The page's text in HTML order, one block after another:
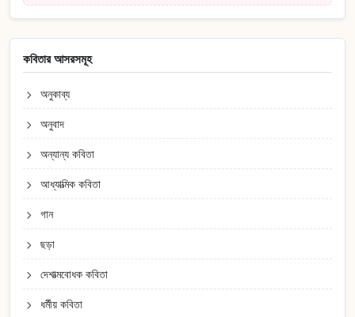
কবিতার আসরসমূহ
অনুকাব্য
অনুবাদ
অন্যান্য কবিতা
আধ্যাত্মিক কবিতা
গান
ছড়া
দেশাত্মবোধক কবিতা
ধর্মীয় কবিতা